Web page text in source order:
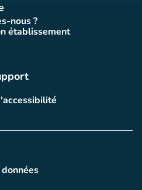
nous ?onglet)
établissement
(nouvel onglet)
onglet)
(nouvel onglet)